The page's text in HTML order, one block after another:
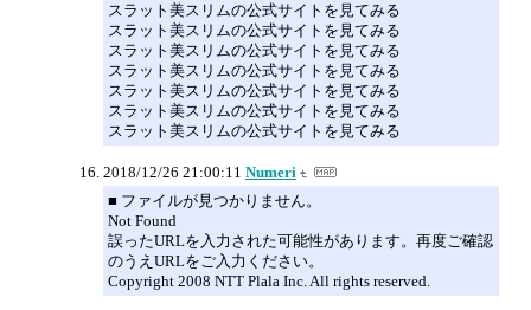
スラット美スリムの公式サイトを見てみる
スラット美スリムの公式サイトを見てみる
スラット美スリムの公式サイトを見てみる
スラット美スリムの公式サイトを見てみる
スラット美スリムの公式サイトを見てみる
スラット美スリムの公式サイトを見てみる
スラット美スリムの公式サイトを見てみる
2018/12/26 21:00:11 Numeri
■ ファイルが見つかりません。
Not Found
誤ったURLを入力された可能性があります。再度ご確認
のうえURLをご入力ください。
Copyright 2008 NTT Plala Inc. All rights reserved.